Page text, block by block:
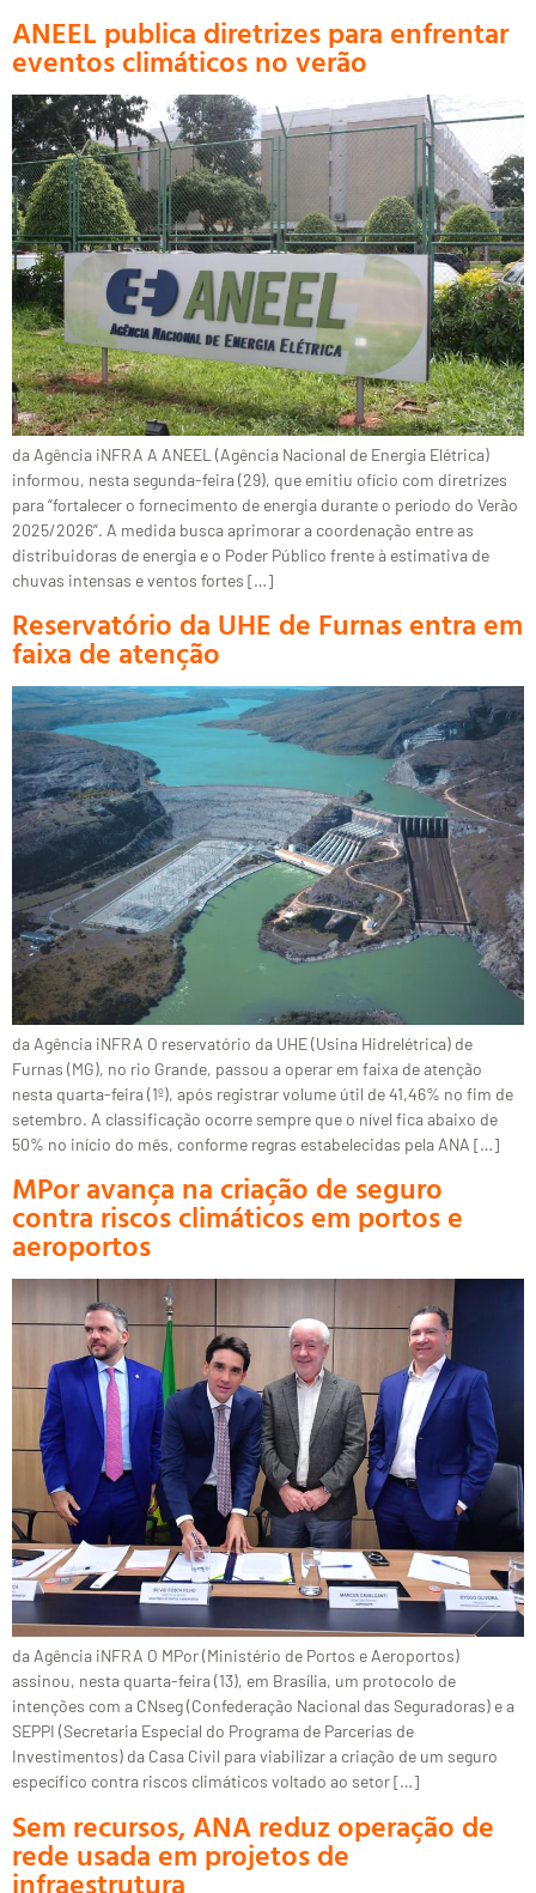
ANEEL publica diretrizes para enfrentar
eventos climáticos no verão
da Agência iNFRA A ANEEL (Agência Nacional de Energia Elétrica)
informou, nesta segunda-feira (29), que emitiu ofício com diretrizes
para “fortalecer o fornecimento de energia durante o período do Verão
2025/2026”. A medida busca aprimorar a coordenação entre as
distribuidoras de energia e o Poder Público frente à estimativa de
chuvas intensas e ventos fortes […]
Reservatório da UHE de Furnas entra em
faixa de atenção
da Agência iNFRA O reservatório da UHE (Usina Hidrelétrica) de
Furnas (MG), no rio Grande, passou a operar em faixa de atenção
nesta quarta-feira (1º), após registrar volume útil de 41,46% no fim de
setembro. A classificação ocorre sempre que o nível fica abaixo de
50% no início do mês, conforme regras estabelecidas pela ANA […]
MPor avança na criação de seguro
contra riscos climáticos em portos e
aeroportos
da Agência iNFRA O MPor (Ministério de Portos e Aeroportos)
assinou, nesta quarta-feira (13), em Brasília, um protocolo de
intenções com a CNseg (Confederação Nacional das Seguradoras) e a
SEPPI (Secretaria Especial do Programa de Parcerias de
Investimentos) da Casa Civil para viabilizar a criação de um seguro
específico contra riscos climáticos voltado ao setor […]
Sem recursos, ANA reduz operação de
rede usada em projetos de
infraestrutura